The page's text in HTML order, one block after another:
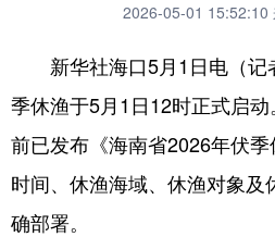
2026-05-01 15:52:10
新华社海口5月1日电（记
季休渔于5月1日12时正式启
前已发布《海南省2026年伏
时间、休渔海域、休渔对象及
确部署。